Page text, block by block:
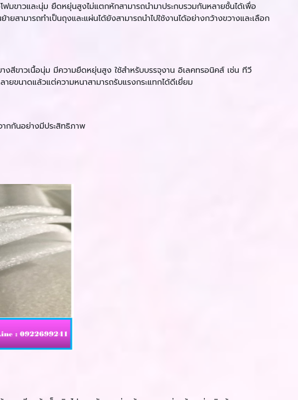
ขาวและนุ่ม ยืดหยุ่นสูงไม่แตกหักสามารถนำมาประกบรวมกันหลายชั้นได้เพื่อ
ามารถทำเป็นถุงและแผ่นได้ยังสามารถนำไปใช้งานได้อย่างกว้างขวางและเลือก
สีขาวเนื้อนุ่ม มีความยืดหยุ่นสูง ใช้สำหรับบรรจุงาน อิเลคทรอนิคส์ เช่น ทีวี
ยขนาดแล้วแต่ความหนาสามารถรับแรงกระแทกได้ดีเยี่ยม
กกันอย่างมีประสิทธิภาพ